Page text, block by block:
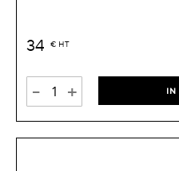
34 € HT
- + IN